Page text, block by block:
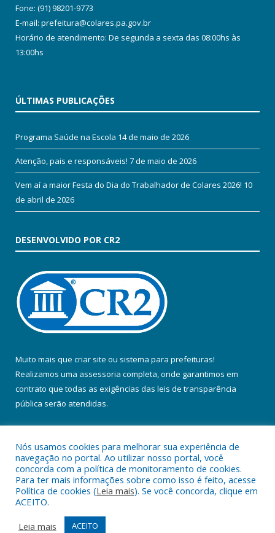
Fone: (91) 98201-9773
E-mail: prefeitura@colares.pa.gov.br
Horário de atendimento: De segunda a sexta das 08:00hs às
13:00hs
ÚLTIMAS PUBLICAÇÕES
Programa Saúde na Escola 14 de maio de 2026
Atenção, pais e responsáveis! 7 de maio de 2026
Vem aí a maior Festa do Dia do Trabalhador de Colares 2026! 10
de abril de 2026
DESENVOLVIDO POR CR2
Muito mais que criar site ou sistema para prefeituras!
Realizamos uma assessoria completa, onde garantimos em
contrato que todas as exigências das leis de transparência
pública serão atendidas.
Todos os direitos reservados a Prefeitura Municipal de Colares.
Mapa do Site
Acessar Área Administrativa
Nós usamos cookies para melhorar sua experiência de
navegação no portal. Ao utilizar nosso portal, você
concorda com a política de monitoramento de cookies.
Para ter mais informações sobre como isso é feito, acesse
Política de cookies (Leia mais). Se você concorda, clique em
ACEITO.
Leia mais
ACEITO